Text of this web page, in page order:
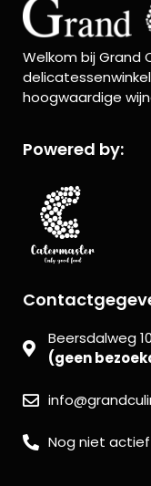
Welkom bij Grand
hoogwaardige
Powered by:
Beersdalweg
(geen
Nog niet actief